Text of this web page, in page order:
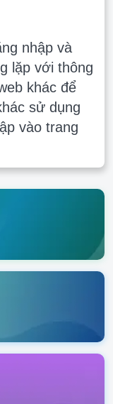
nhập và
lặp với thông
khác để
sử dụng
vào trang